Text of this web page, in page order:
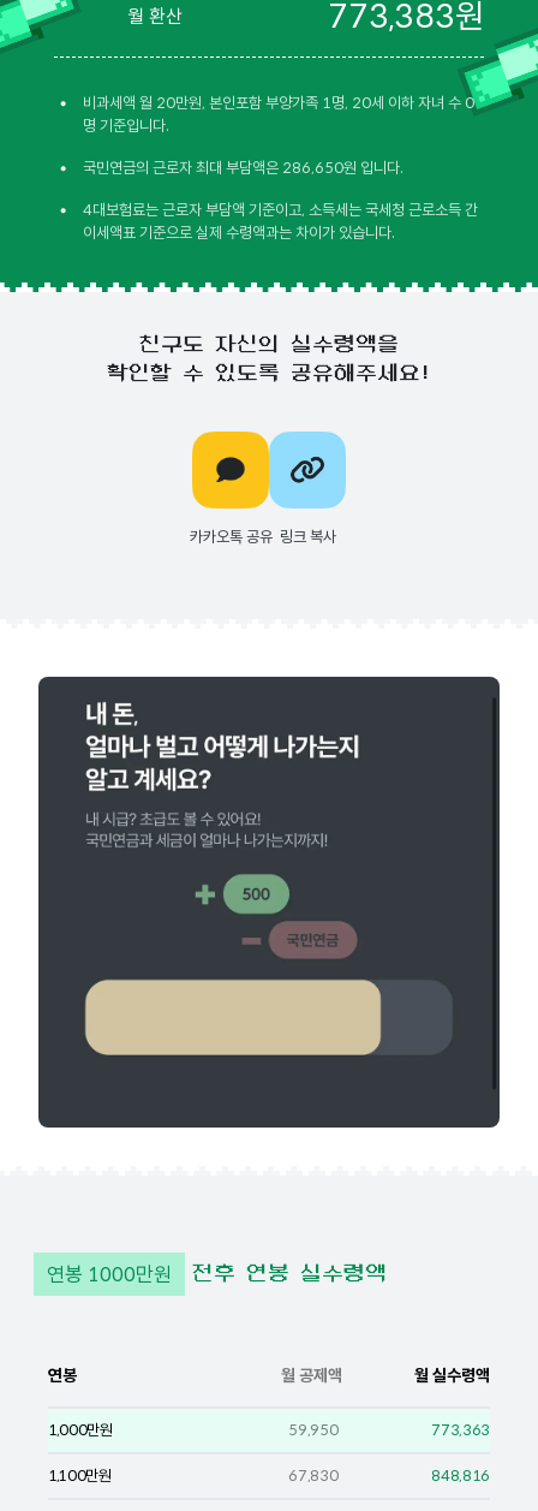
월 환산 773,383원
•
비과세액 월 20만원, 본인포함 부양가족 1명, 20세 이하 자녀 수 0
명 기준입니다.
• 국민연금의 근로자 최대 부담액은 286,650원 입니다.
•
4대보험료는 근로자 부담액 기준이고, 소득세는 국세청 근로소득 간
이세액표 기준으로 실제 수령액과는 차이가 있습니다.
친구도 자신의 실수령액을
확인할 수 있도록 공유해주세요!
카카오톡 공유 링크 복사
연봉 1000만원 전후 연봉 실수령액
연봉 월 공제액 월 실수령액
1,000만원 59,950 773,363
1,100만원 67,830 848,816